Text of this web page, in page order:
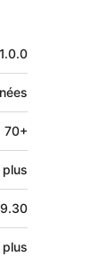
1.0.0
70+
plus